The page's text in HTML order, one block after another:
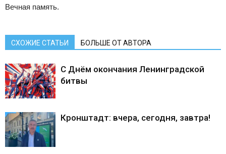
Вечная память.
СХОЖИЕ СТАТЬИ БОЛЬШЕ ОТ АВТОРА
С Днём окончания Ленинградской
битвы
Кронштадт: вчера, сегодня, завтра!